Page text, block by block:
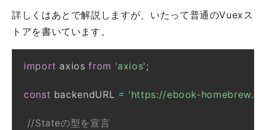
詳しくはあとで解説しますが、いたって普通のVuexス
トアを書いています。
import axios from 'axios';
const backendURL = 'https://ebook-
//Stateの型を宣言